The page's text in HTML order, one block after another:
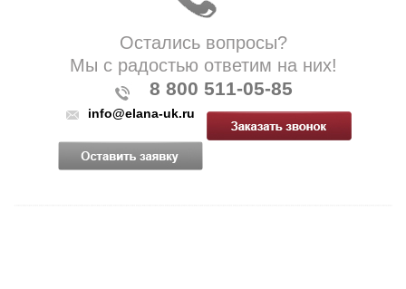
Остались вопросы?
Мы с радостью ответим на них!
8 800 511-05-85
info@elana-uk.ru